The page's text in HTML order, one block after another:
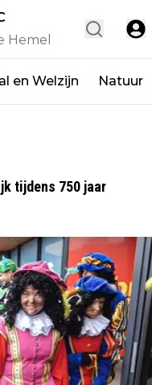
Hemel
en Welzijn Natuur
tijdens 750 jaar